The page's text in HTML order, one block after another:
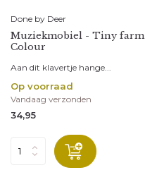
Done by Deer
Muziekmobiel - Tiny farm
Colour
Aan dit klavertje hange...
Op voorraad
Vandaag verzonden
34,95